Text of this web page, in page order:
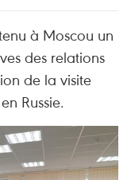
à Moscou un
des relations
de la visite
Russie.